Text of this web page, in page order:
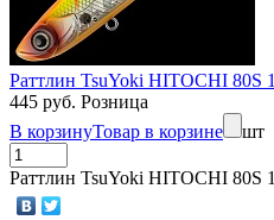
Раттлин TsuYoki HITOCHI 80S
445 руб. Розница
В корзинуТовар в корзине шт
Раттлин TsuYoki HITOCHI 80S